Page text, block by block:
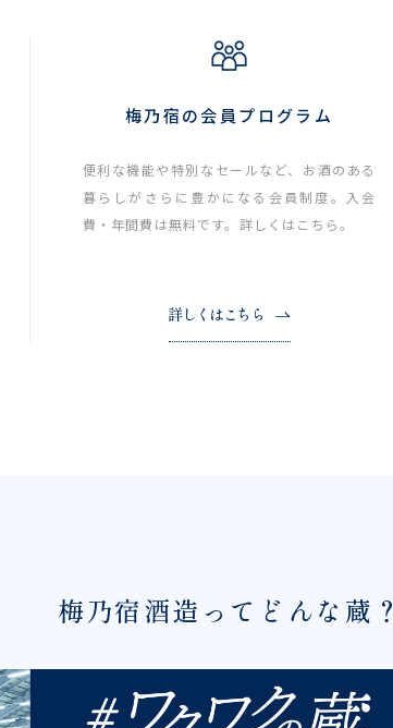
梅乃宿の会員プログラム
便利な機能や特別なセールなど、お酒のある
暮らしがさらに豊かになる会員制度。入会
費・年間費は無料です。詳しくはこちら。
詳しくはこちら
梅乃宿酒造ってどんな蔵？